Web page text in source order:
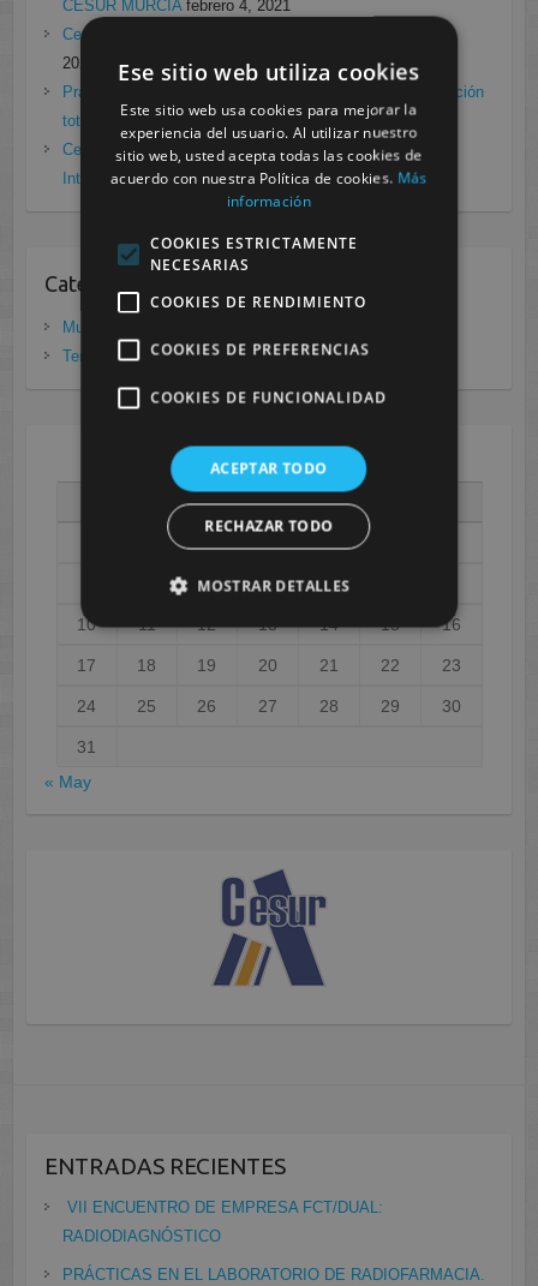
CESUR MURCIA febrero 4, 2021
Cesur Murcia en directo con Pedro G. Aguado.
enero 28,
2021
Prácticas de Radiología Simple en Cesur Murcia. Protección
total frente a Covid19
enero 26, 2021
Cesur Murcia: Premio Especial FP, XIII Congreso
Internacional Enfermedades raras noviembre 26, 2020
Categorias
Murcia
Tenerife (20)
AGOSTO 2026
X J V
5 6 7
10 11 12 13 14 15 16
17 18 19 20 21 22 23
24 25 26 27 28 29 30
31
« May
ENTRADAS RECIENTES
VII ENCUENTRO DE EMPRESA FCT/DUAL:
RADIODIAGNÓSTICO
PRÁCTICAS EN EL LABORATORIO DE RADIOFARMACIA.
Ese sitio web utiliza cookies
Este sitio web usa cookies para mejorar la
experiencia del usuario. Al utilizar nuestro
sitio web, usted acepta todas las cookies de
acuerdo con nuestra Política de cookies. Más
información
COOKIES ESTRICTAMENTE
NECESARIAS
COOKIES DE RENDIMIENTO
COOKIES DE PREFERENCIAS
COOKIES DE FUNCIONALIDAD
ACEPTAR TODO
RECHAZAR TODO
MOSTRAR DETALLES